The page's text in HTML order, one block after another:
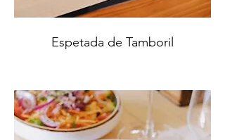
Espetada de Tamboril